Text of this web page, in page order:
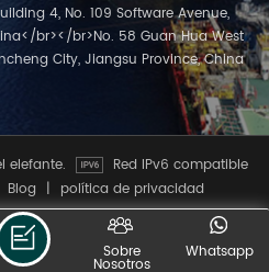
4, No. 109 Software Avenue,
br></br>No. 58 Guan Hua West
City, Jiangsu Province, China
elefante.
Red IPv6 compatible
Blog | política de privacidad
Whatsapp
Sobre
Nosotros